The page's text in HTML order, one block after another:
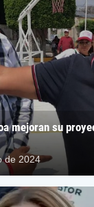
mejoran su
de 2024